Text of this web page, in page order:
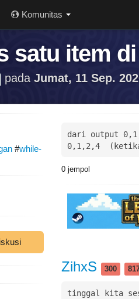
Komunitas
satu item
pada Jumat, 11 Sep.
#while-
dari output
0,1,2,4
0 jempol
ZihxS 300
tinggal kita